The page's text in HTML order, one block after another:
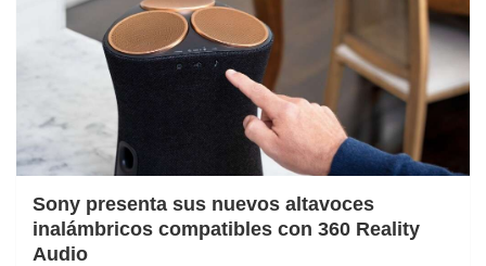
Sony presenta sus nuevos altavoces
inalámbricos compatibles con 360 Reality
Audio